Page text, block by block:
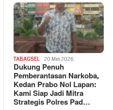
TABAGSEL 20 Mei 2026
Dukung Penuh
Pemberantasan Narkoba,
Kedan Prabo Nol Lapan:
Kami Siap Jadi Mitra
Strategis Polres Pad…